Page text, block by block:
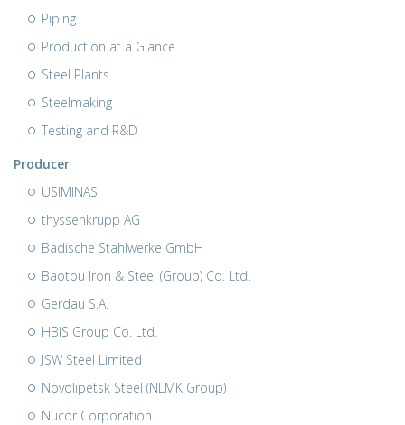
Piping
Production at a Glance
Steel Plants
Steelmaking
Testing and R&D
Producer
USIMINAS
thyssenkrupp AG
Badische Stahlwerke GmbH
Baotou Iron & Steel (Group) Co. Ltd.
Gerdau S.A.
HBIS Group Co. Ltd.
JSW Steel Limited
Novolipetsk Steel (NLMK Group)
Nucor Corporation